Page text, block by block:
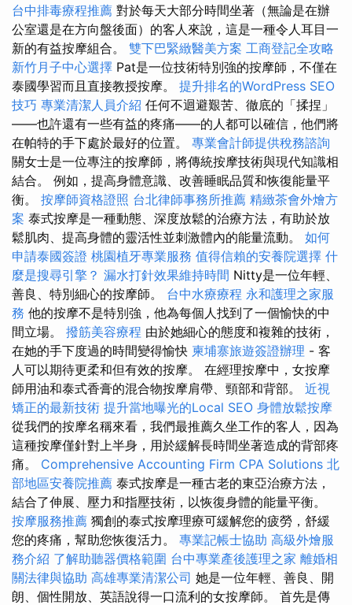
台中排毒療程推薦 對於每天大部分時間坐著（無論是在辦
公室還是在方向盤後面）的客人來說，這是一種令人耳目一
新的有益按摩組合。 雙下巴緊緻醫美方案 工商登記全攻略
新竹月子中心選擇 Pat是一位技術特別強的按摩師，不僅在
泰國學習而且直接教授按摩。 提升排名的WordPress SEO
技巧 專業清潔人員介紹 任何不迴避艱苦、徹底的「揉捏」
——也許還有一些有益的疼痛——的人都可以確信，他們將
在帕特的手下處於最好的位置。 專業會計師提供稅務諮詢
關女士是一位專注的按摩師，將傳統按摩技術與現代知識相
結合。 例如，提高身體意識、改善睡眠品質和恢復能量平
衡。 按摩師資格證照 台北律師事務所推薦 精緻茶會外燴方
案 泰式按摩是一種動態、深度放鬆的治療方法，有助於放
鬆肌肉、提高身體的靈活性並刺激體內的能量流動。 如何
申請泰國簽證 桃園植牙專業服務 值得信賴的安養院選擇 什
麼是搜尋引擎？ 漏水打針效果維持時間 Nitty是一位年輕、
善良、特別細心的按摩師。 台中水療療程 永和護理之家服
務 他的按摩不是特別強，他為每個人找到了一個愉快的中
間立場。 撥筋美容療程 由於她細心的態度和複雜的技術，
在她的手下度過的時間變得愉快 柬埔寨旅遊簽證辦理 - 客
人可以期待更柔和但有效的按摩。 在經理按摩中，女按摩
師用油和泰式香膏的混合物按摩肩帶、頸部和背部。 近視
矯正的最新技術 提升當地曝光的Local SEO 身體放鬆按摩
從我們的按摩名稱來看，我們最推薦久坐工作的客人，因為
這種按摩僅針對上半身，用於緩解長時間坐著造成的背部疼
痛。 Comprehensive Accounting Firm CPA Solutions 北
部地區安養院推薦 泰式按摩是一種古老的東亞治療方法，
結合了伸展、壓力和指壓技術，以恢復身體的能量平衡。
按摩服務推薦 獨創的泰式按摩理療可緩解您的疲勞，舒緩
您的疼痛，幫助您恢復活力。 專業記帳士協助 高級外燴服
務介紹 了解助聽器價格範圍 台中專業產後護理之家 離婚相
關法律與協助 高雄專業清潔公司 她是一位年輕、善良、開
朗、個性開放、英語說得一口流利的女按摩師。 首先是傳